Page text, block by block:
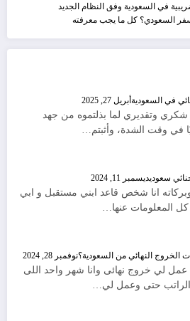
في السعودية وفق النظام الجديد
السعودي؟ كل ما يجب معرفته
في السعوديةأبريل 27, 2025
وتقديري لما بذلتموه من جهد
في وقت الشدة، وأثبتم…
سعوديديسمبر 11, 2024
انا شخص قاعد ابني مستقبل و ابي
المعلومات عنها…
الخروج النهائي من السعودية؟نوفمبر 28, 2024
لي خروج نهائى وانا شهر واحد اللى
حتى وعمل لي…